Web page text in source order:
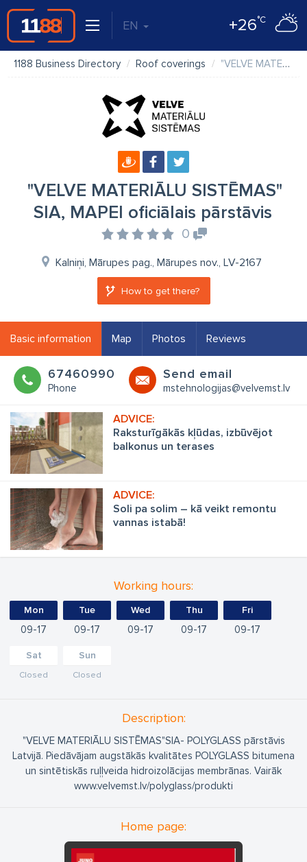
EN +26°C
1188 Business Directory Roof coverings "VELVE MATERIĀLU SISTĒMAS" SIA, MAPEI oficiālais pārstāvis
"VELVE MATERIĀLU SISTĒMAS"
SIA, MAPEI oficiālais pārstāvis
0
Kalniņi, Mārupes pag., Mārupes nov., LV-2167
How to get there?
Basic information Map Photos Reviews
67460990
Phone
Send email
mstehnologijas@velvemst.lv
Raksturīgākās kļūdas, izbūvējot
balkonus un terases
Soli pa solim – kā veikt remontu
vannas istabā!
Working hours:
Mon
09 17
Tue
09 17
Wed
09 17
Thu
09 17
Fri
09 17
Sat
Closed
Sun
Closed
Description:
"VELVE MATERIĀLU SISTĒMAS"SIA- POLYGLASS pārstāvis
Latvijā. Piedāvājam augstākās kvalitātes POLYGLASS bitumena
un sintētiskās ruļļveida hidroizolācijas membrānas. Vairāk
www.velvemst.lv/polyglass/produkti
Home page: